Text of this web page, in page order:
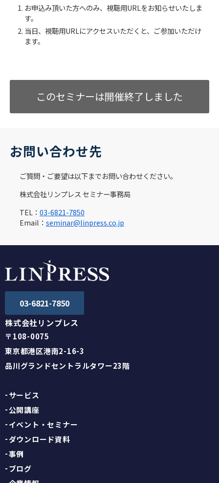
お申込み頂いた方へのみ、視聴用URLをお知らせいたしま
す。
当日、視聴用URLにアクセスいただくと、ご参加いただけ
ます。
このセミナーは開催終了しました
お問い合わせ先
ご質問・ご要望は以下までお問い合わせください。
株式会社リンプレス セミナー事務局
TEL： 03-6821-7850
Email： seminar@linpress.co.jp
03-6821-7850
株式会社リンプレス
〒108-0075
東京都港区港南2-16-3
品川グランドセントラルタワー23階
サービス
公開講座
イベント・セミナー
ダウンロード資料
事例
ブログ